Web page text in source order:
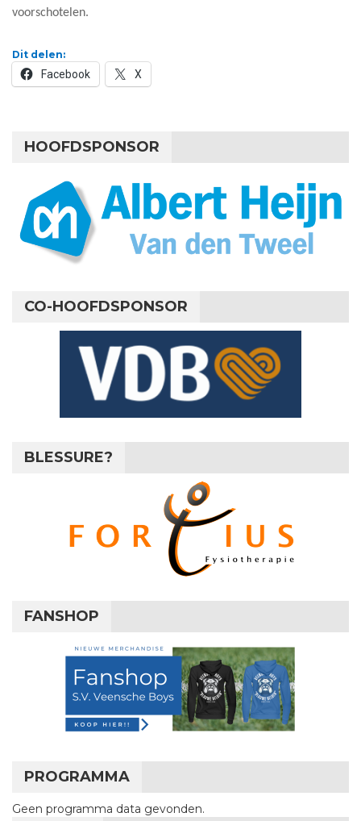
voorschotelen.
Dit delen:
Facebook X
HOOFDSPONSOR
CO-HOOFDSPONSOR
BLESSURE?
FANSHOP
PROGRAMMA
Geen programma data gevonden.